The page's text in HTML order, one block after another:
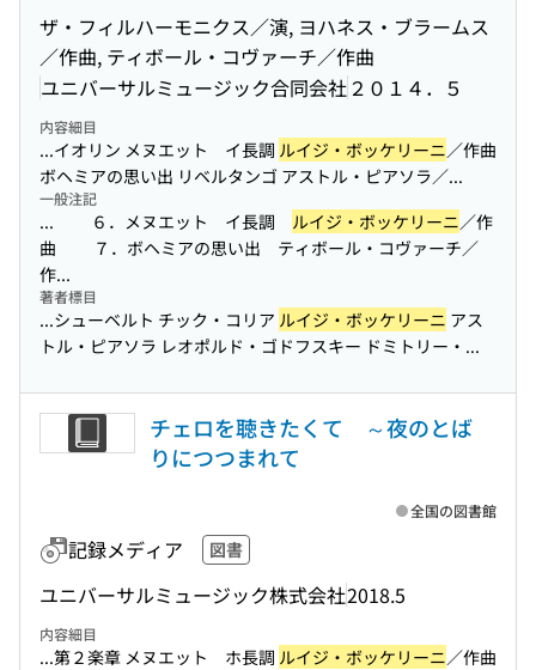
ザ・フィルハーモニクス／演, ヨハネス・ブラームス
／作曲, ティボール・コヴァーチ／作曲
ユニバーサルミュージック合同会社 ２０１４．５
内容細目
...イオリン メヌエット イ長調 ルイジ・ボッケリーニ／作曲
ボヘミアの思い出 リベルタンゴ アストル・ピアソラ／...
一般注記
... ６．メヌエット イ長調 ルイジ・ボッケリーニ／作
曲 ７．ボヘミアの思い出 ティボール・コヴァーチ／
作...
著者標目
...シューベルト チック・コリア ルイジ・ボッケリーニ アス
トル・ピアソラ レオポルド・ゴドフスキー ドミトリー・...
チェロを聴きたくて ～夜のとば
りにつつまれて
記録メディア 図書
ユニバーサルミュージック株式会社2018.5
全国の図書館
内容細目
...第２楽章 メヌエット ホ長調 ルイジ・ボッケリーニ／作曲